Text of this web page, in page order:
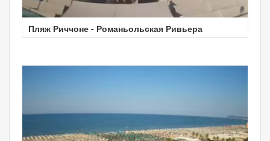
Пляж Риччоне - Романьольская Ривьера